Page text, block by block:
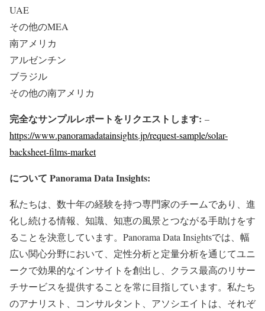
UAE
その他のMEA
南アメリカ
アルゼンチン
ブラジル
その他の南アメリカ
完全なサンプルレポートをリクエストします: –
https://www.panoramadatainsights.jp/request-sample/solar-
backsheet-films-market
について Panorama Data Insights:
私たちは、数十年の経験を持つ専門家のチームであり、進
化し続ける情報、知識、知恵の風景とつながる手助けをす
ることを決意しています。Panorama Data Insightsでは、幅
広い関心分野において、定性分析と定量分析を通じてユニ
ークで効果的なインサイトを創出し、クラス最高のリサー
チサービスを提供することを常に目指しています。私たち
のアナリスト、コンサルタント、アソシエイトは、それぞ